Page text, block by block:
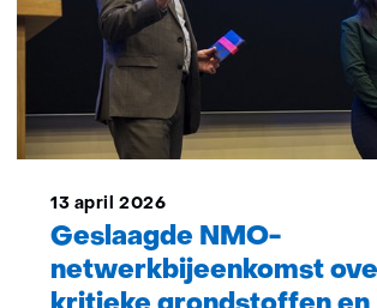
13 april 2026
Geslaagde NMO-
netwerkbijeenkomst